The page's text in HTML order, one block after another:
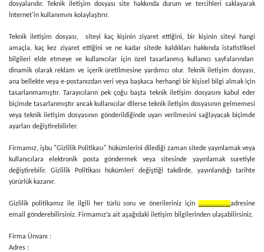
dosyalarıdır. Teknik iletişim dosyası site hakkında durum ve tercihleri saklayarak
İnternet'in kullanımını kolaylaştırır.
Teknik iletişim dosyası, siteyi kaç kişinin ziyaret ettiğini, bir kişinin siteyi hangi
amaçla, kaç kez ziyaret ettiğini ve ne kadar sitede kaldıkları hakkında istatistiksel
bilgileri elde etmeye ve kullanıcılar için özel tasarlanmış kullanıcı sayfalarından
dinamik olarak reklam ve içerik üretilmesine yardımcı olur. Teknik iletişim dosyası,
ana bellekte veya e-postanızdan veri veya başkaca herhangi bir kişisel bilgi almak için
tasarlanmamıştır. Tarayıcıların pek çoğu başta teknik iletişim dosyasını kabul eder
biçimde tasarlanmıştır ancak kullanıcılar dilerse teknik iletişim dosyasının gelmemesi
veya teknik iletişim dosyasının gönderildiğinde uyarı verilmesini sağlayacak biçimde
ayarları değiştirebilirler.
Firmamız, işbu "Gizlilik Politikası" hükümlerini dilediği zaman sitede yayınlamak veya
kullanıcılara elektronik posta göndermek veya sitesinde yayınlamak suretiyle
değiştirebilir. Gizlilik Politikası hükümleri değiştiği takdirde, yayınlandığı tarihte
yürürlük kazanır.
Gizlilik politikamız ile ilgili her türlü soru ve önerileriniz için ………………..adresine
email gönderebilirsiniz. Firmamız’a ait aşağıdaki iletişim bilgilerinden ulaşabilirsiniz.
Firma Ünvanı :
Adres :